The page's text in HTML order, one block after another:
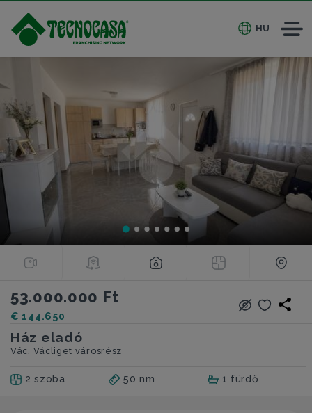
HU
53.000.000 Ft
€ 144.650
Ház eladó
Vác, Václiget városrész
2 szoba 50 nm 1 fürdő